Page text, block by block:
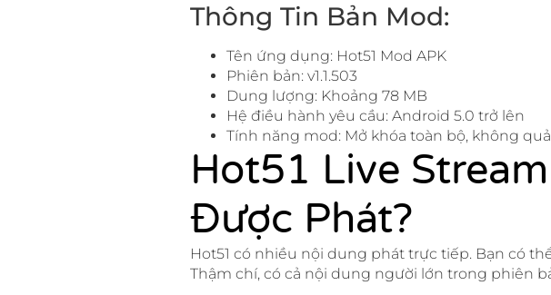
Thông Tin Bản Mod:
Tên ứng dụng: Hot51 Mod APK
Phiên bản: v1.1.503
Dung lượng: Khoảng 78 MB
Hệ điều hành yêu cầu: Android 5.0 trở lên
Tính năng mod: Mở khóa toàn bộ, không
Hot51 Live
Được Phát?
Hot51 có nhiều nội dung phát trực tiếp. Bạn có
Thậm chí, có cả nội dung người lớn trong phiên